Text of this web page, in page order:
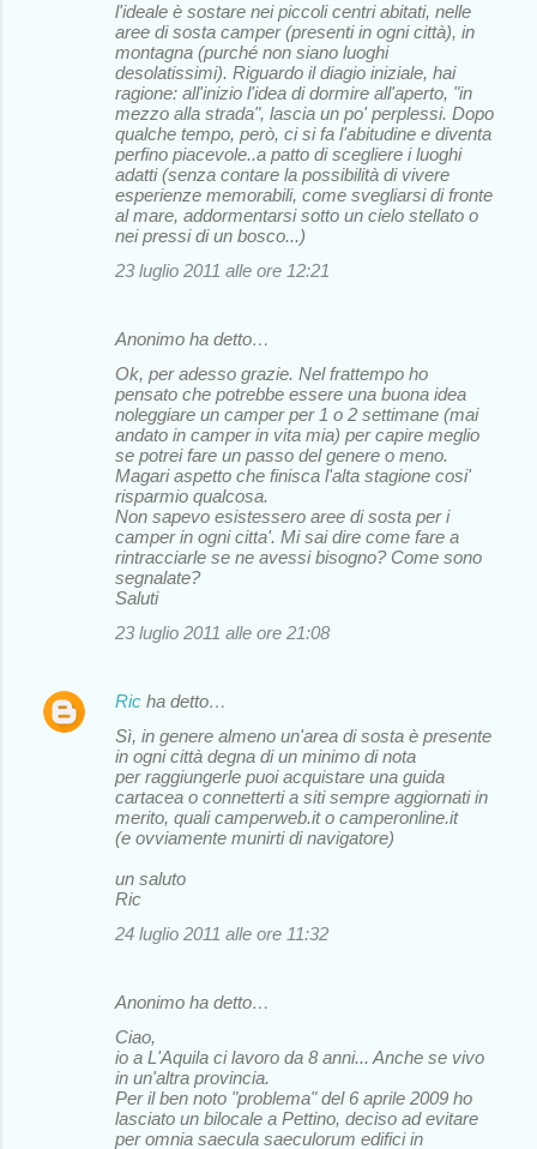
l'ideale è sostare nei piccoli centri abitati, nelle
aree di sosta camper (presenti in ogni città), in
montagna (purché non siano luoghi
desolatissimi). Riguardo il diagio iniziale, hai
ragione: all'inizio l'idea di dormire all'aperto, "in
mezzo alla strada", lascia un po' perplessi. Dopo
qualche tempo, però, ci si fa l'abitudine e diventa
perfino piacevole..a patto di scegliere i luoghi
adatti (senza contare la possibilità di vivere
esperienze memorabili, come svegliarsi di fronte
al mare, addormentarsi sotto un cielo stellato o
nei pressi di un bosco...)
23 luglio 2011 alle ore 12:21
Anonimo ha detto…
Ok, per adesso grazie. Nel frattempo ho
pensato che potrebbe essere una buona idea
noleggiare un camper per 1 o 2 settimane (mai
andato in camper in vita mia) per capire meglio
se potrei fare un passo del genere o meno.
Magari aspetto che finisca l'alta stagione cosi'
risparmio qualcosa.
Non sapevo esistessero aree di sosta per i
camper in ogni citta'. Mi sai dire come fare a
rintracciarle se ne avessi bisogno? Come sono
segnalate?
Saluti
23 luglio 2011 alle ore 21:08
Ric ha detto…
Sì, in genere almeno un'area di sosta è presente
in ogni città degna di un minimo di nota
per raggiungerle puoi acquistare una guida
cartacea o connetterti a siti sempre aggiornati in
merito, quali camperweb.it o camperonline.it
(e ovviamente munirti di navigatore)
un saluto
Ric
24 luglio 2011 alle ore 11:32
Anonimo ha detto…
Ciao,
io a L'Aquila ci lavoro da 8 anni... Anche se vivo
in un'altra provincia.
Per il ben noto "problema" del 6 aprile 2009 ho
lasciato un bilocale a Pettino, deciso ad evitare
per omnia saecula saeculorum edifici in